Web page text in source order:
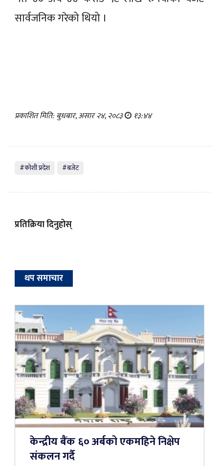
सार्वजनिक गरेको थियो ।
प्रकाशित मिति: बुधबार, असार २४, २०८३ १३:४४
#काेशी प्रदेश #बजेट
प्रतिक्रिया दिनुहोस्
थप समाचार
केन्द्रीय बैंक ६० अर्बको एकमहिने निक्षेप
संकलन गर्दै